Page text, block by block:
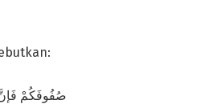
صُفُوفَكُمْ